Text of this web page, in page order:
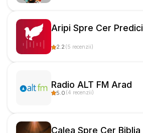
Aripi Spre Cer Predici
2.2 (5 recenzii)
Radio ALT FM Arad
5.0 (4 recenzii)
Calea Spre Cer Biblia